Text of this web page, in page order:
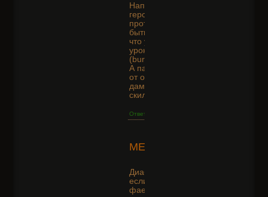
Написано "Урон как
герою так и
противникам может
быть увеличен всем,
что увеличивает
урон от горения
(burning). "
А пассивки на урон
от огня добавляют
дамаги с этого
скила?
Ответить
MElHiOR
Диабло, а вот скажем
если к рфу привязан
фаер пенетрейшн, то